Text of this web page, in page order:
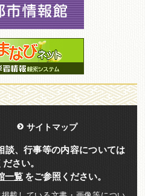
サイトマップ
談、行事等の内容については
さい。
一覧をご参照ください。